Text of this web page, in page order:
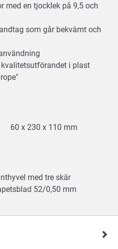
med en tjocklek på 9,5 och
som går bekvämt och
i plast
60 x 230 x 110 mm
med tre skär
52/0,50 mm